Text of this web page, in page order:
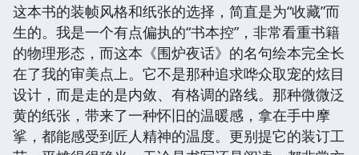
这本书的装帧风格和纸张的选择，简直是为“收藏”而
生的。我是一个有点偏执的“书本控”，非常看重书籍
的物理形态，而这本《围炉夜话》的名句绘本完全长
在了我的审美点上。它不是那种追求哗众取宠的炫目
设计，而是走的是内敛、有格调的路线。那种微微泛
黄的纸张，带来了一种怀旧的温暖感，拿在手中摩
挲，都能感受到匠人精神的温度。更别提它的装订工